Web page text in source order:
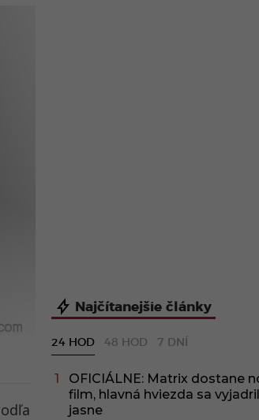
Najčítanejšie články
24 HOD 48 HOD 7 DNÍ
OFICIÁLNE: Matrix dostane
film, hlavná hviezda sa
jasne